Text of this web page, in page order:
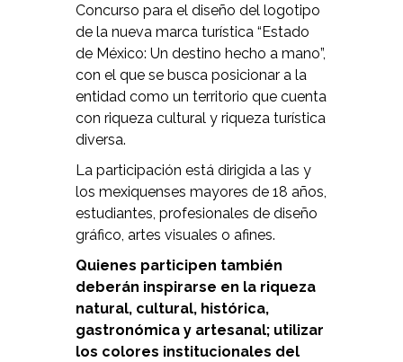
Concurso para el diseño del logotipo
de la nueva marca turística “Estado
de México: Un destino hecho a mano”,
con el que se busca posicionar a la
entidad como un territorio que cuenta
con riqueza cultural y riqueza turística
diversa.
La participación está dirigida a las y
los mexiquenses mayores de 18 años,
estudiantes, profesionales de diseño
gráfico, artes visuales o afines.
Quienes participen también
deberán inspirarse en la riqueza
natural, cultural, histórica,
gastronómica y artesanal; utilizar
los colores institucionales del